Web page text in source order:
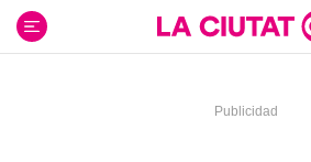
contenido